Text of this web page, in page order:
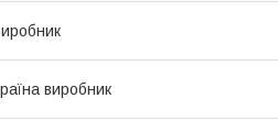
виробник